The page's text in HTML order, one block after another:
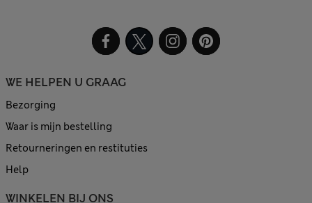
WE HELPEN U GRAAG
Bezorging
Waar is mijn bestelling
Retourneringen en restituties
Help
WINKELEN BIJ ONS